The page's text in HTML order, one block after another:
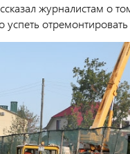
журналистам о
отремонтировать